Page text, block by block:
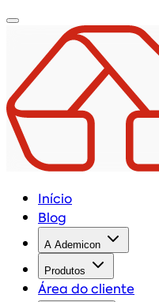
Início
Blog
A Ademicon
Produtos
Área do cliente